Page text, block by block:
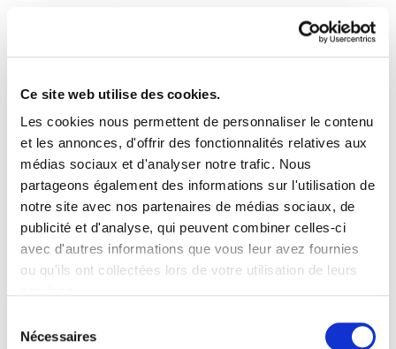
Ce site web utilise des cookies.
Les cookies nous permettent de personnaliser le contenu
et les annonces, d'offrir des fonctionnalités relatives aux
médias sociaux et d'analyser notre trafic. Nous
partageons également des informations sur l'utilisation de
notre site avec nos partenaires de médias sociaux, de
publicité et d'analyse, qui peuvent combiner celles-ci
avec d'autres informations que vous leur avez fournies
ou qu'ils ont collectées lors de votre utilisation de leurs
Nécessaires
Enbata + Alda! 2237
Enbata - Alda 2237(328).pdf4.5 MB
Fêtes de Bayonne un (tsun)ami qui vous veut du
bien ?.- Besta on deneri !.- Propositions pour un
décalogue du festayre. Peio Etcheverry-Ainchart.-
Lagadec-Iriarte.- Faire la fête en s’entraidant.